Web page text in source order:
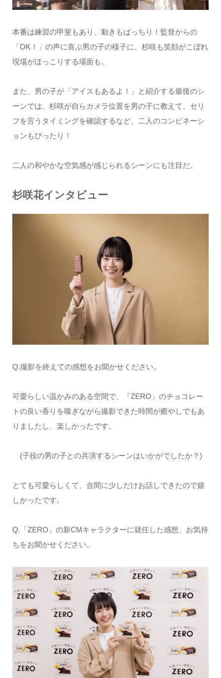
本番は練習の甲斐もあり、動きもばっちり！監督からの
「OK！」の声に喜ぶ男の子の様子に、杉咲も笑顔がこぼれ
現場がほっこりする場面も。
また、男の子が「アイスもあるよ！」と紹介する最後のシ
ーンでは、杉咲が自らカメラ位置を男の子に教えて、セリ
フを言うタイミングを確認するなど、二人のコンビネーシ
ョンもぴったり！
二人の和やかな空気感が感じられるシーンにも注目だ。
杉咲花インタビュー
Q.撮影を終えての感想をお聞かせください。
可愛らしい温かみのある空間で、「ZERO」のチョコレー
トの良い香りを嗅ぎながら撮影できた時間が癒やしでもあ
りましたし、楽しかったです。
(子役の男の子との共演するシーンはいかがでしたか？)
とても可愛らしくて、合間に少しだけお話しできたので嬉
しかったです。
Q.「ZERO」の新CMキャラクターに就任した感想、お気持
ちをお聞かせください。